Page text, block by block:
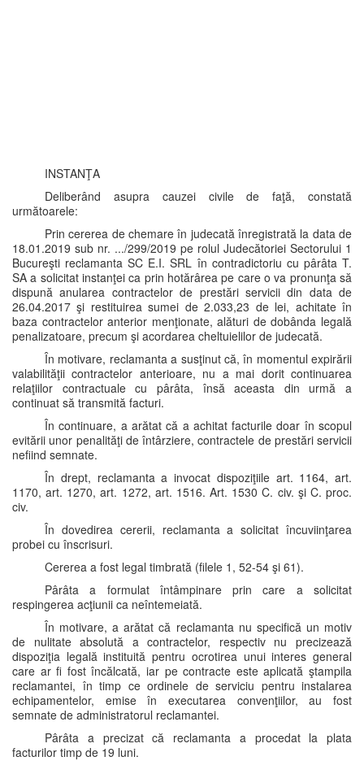
INSTANŢA
Deliberând asupra cauzei civile de faţă, constată
următoarele:
Prin cererea de chemare în judecată înregistrată la data de
18.01.2019 sub nr. .../299/2019 pe rolul Judecătoriei Sectorului 1
Bucureşti reclamanta SC E.I. SRL în contradictoriu cu pârâta T.
SA a solicitat instanţei ca prin hotărârea pe care o va pronunţa să
dispună anularea contractelor de prestări servicii din data de
26.04.2017 şi restituirea sumei de 2.033,23 de lei, achitate în
baza contractelor anterior menţionate, alături de dobânda legală
penalizatoare, precum şi acordarea cheltuielilor de judecată.
În motivare, reclamanta a susţinut că, în momentul expirării
valabilităţii contractelor anterioare, nu a mai dorit continuarea
relaţiilor contractuale cu pârâta, însă aceasta din urmă a
continuat să transmită facturi.
În continuare, a arătat că a achitat facturile doar în scopul
evitării unor penalităţi de întârziere, contractele de prestări servicii
nefiind semnate.
În drept, reclamanta a invocat dispoziţiile art. 1164, art.
1170, art. 1270, art. 1272, art. 1516. Art. 1530 C. civ. şi C. proc.
civ.
În dovedirea cererii, reclamanta a solicitat încuviinţarea
probei cu înscrisuri.
Cererea a fost legal timbrată (filele 1, 52-54 şi 61).
Pârâta a formulat întâmpinare prin care a solicitat
respingerea acţiunii ca neîntemeiată.
În motivare, a arătat că reclamanta nu specifică un motiv
de nulitate absolută a contractelor, respectiv nu precizează
dispoziţia legală instituită pentru ocrotirea unui interes general
care ar fi fost încălcată, iar pe contracte este aplicată ştampila
reclamantei, în timp ce ordinele de serviciu pentru instalarea
echipamentelor, emise în executarea convenţiilor, au fost
semnate de administratorul reclamantei.
Pârâta a precizat că reclamanta a procedat la plata
facturilor timp de 19 luni.